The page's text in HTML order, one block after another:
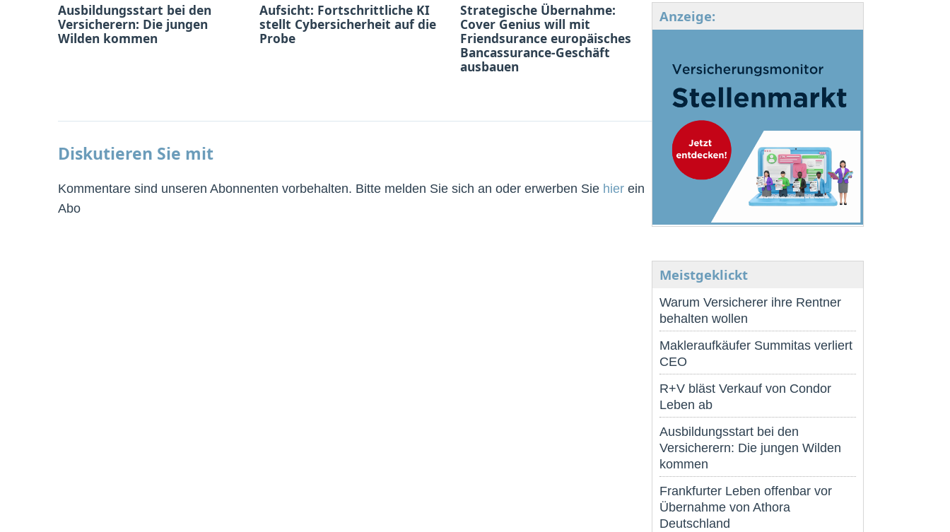
Ausbildungsstart bei den
Versicherern: Die jungen
Wilden kommen
Aufsicht: Fortschrittliche KI
stellt Cybersicherheit auf die
Probe
Strategische Übernahme:
Cover Genius will mit
Friendsurance europäisches
Bancassurance-Geschäft
ausbauen
Diskutieren Sie mit
Kommentare sind unseren Abonnenten vorbehalten. Bitte melden Sie sich an oder erwerben Sie hier ein
Abo
Anzeige:
Meistgeklickt
Warum Versicherer ihre Rentner
behalten wollen
Makleraufkäufer Summitas verliert
CEO
R+V bläst Verkauf von Condor
Leben ab
Ausbildungsstart bei den
Versicherern: Die jungen Wilden
kommen
Frankfurter Leben offenbar vor
Übernahme von Athora
Deutschland